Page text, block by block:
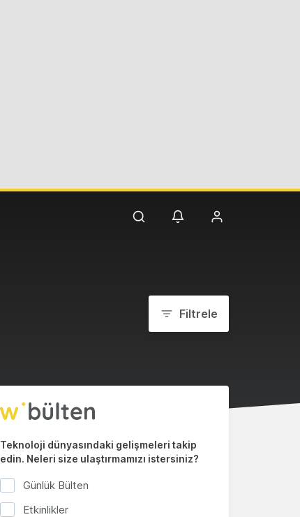
Filtrele
Teknoloji dünyasındaki gelişmeleri takip
edin. Neleri size ulaştırmamızı istersiniz?
Günlük Bülten
Etkinlikler